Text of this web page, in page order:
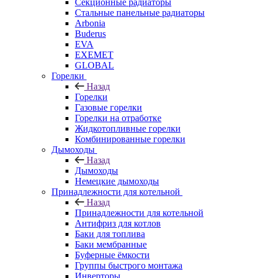
Секционные радиаторы
Стальные панельные радиаторы
Arbonia
Buderus
EVA
EXEMET
GLOBAL
Горелки
Назад
Горелки
Газовые горелки
Горелки на отработке
Жидкотопливные горелки
Комбинированные горелки
Дымоходы
Назад
Дымоходы
Немецкие дымоходы
Принадлежности для котельной
Назад
Принадлежности для котельной
Антифриз для котлов
Баки для топлива
Баки мембранные
Буферные ёмкости
Группы быстрого монтажа
Инверторы